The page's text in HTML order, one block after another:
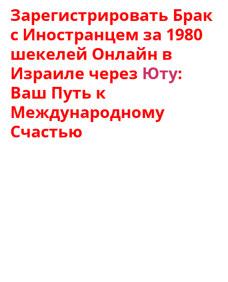
Зарегистрировать Брак
с Иностранцем за 1980
шекелей Онлайн в
Израиле через Юту:
Ваш Путь к
Международному
Счастью